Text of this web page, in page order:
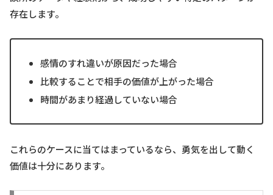
存在します。
感情のすれ違いが原因だった場合
比較することで相手の価値が上がった場合
時間があまり経過していない場合
これらのケースに当てはまっているなら、勇気を出して動く
価値は十分にあります。